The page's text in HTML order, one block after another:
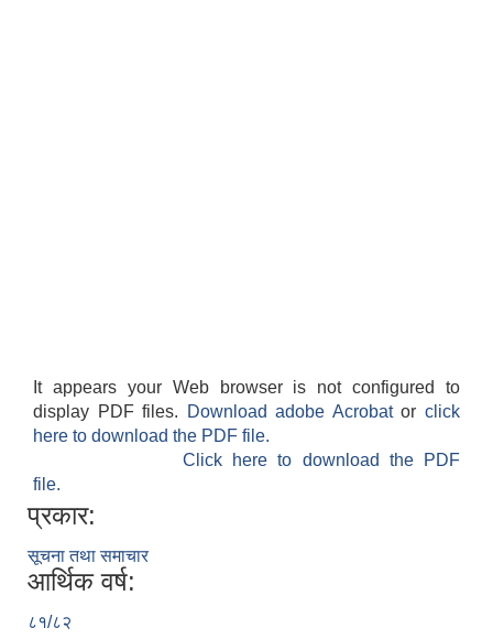
It appears your Web browser is not configured to
display PDF files.
Download adobe Acrobatorclick
here to download the PDF file.
Click here to download the PDF
file.
प्रकार:
सूचना तथा समाचार
आर्थिक वर्ष:
८१/८२